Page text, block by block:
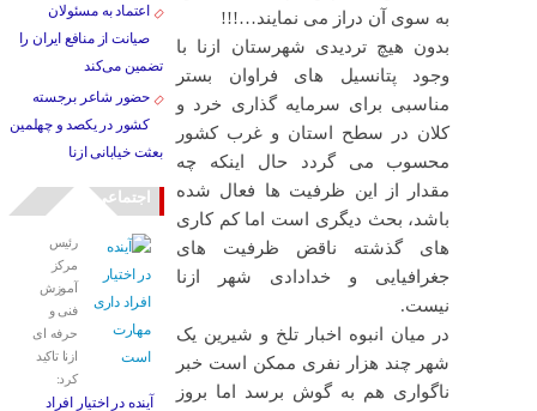
به سوی آن دراز می نمایند…!!!
بدون هیچ تردیدی شهرستان ازنا با
وجود پتانسیل های فراوان بستر
مناسبی برای سرمایه گذاری خرد و
کلان در سطح استان و غرب کشور
محسوب می گردد حال اینکه چه
مقدار از این ظرفیت ها فعال شده
باشد، بحث دیگری است اما کم کاری
های گذشته ناقض ظرفیت های
جغرافیایی و خدادادی شهر ازنا
نیست.
در میان انبوه اخبار تلخ و شیرین یک
شهر چند هزار نفری ممکن است خبر
ناگواری هم به گوش برسد اما بروز
اعتماد به مسئولان
صیانت از منافع ایران را
تضمین می‌کند
حضور شاعر برجسته
کشور در یکصد و چهلمین
بعثت خیابانی ازنا
اجتماعی
رئیس
مرکز
آموزش
فنی و
حرفه ای
ازنا تاکید
کرد:
آینده در اختیار افراد